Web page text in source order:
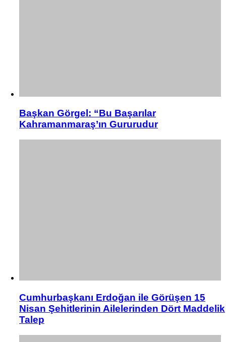
Başkan Görgel: “Bu Başarılar
Kahramanmaraş’ın Gururudur
Cumhurbaşkanı Erdoğan ile Görüşen 15
Nisan Şehitlerinin Ailelerinden Dört Maddelik
Talep